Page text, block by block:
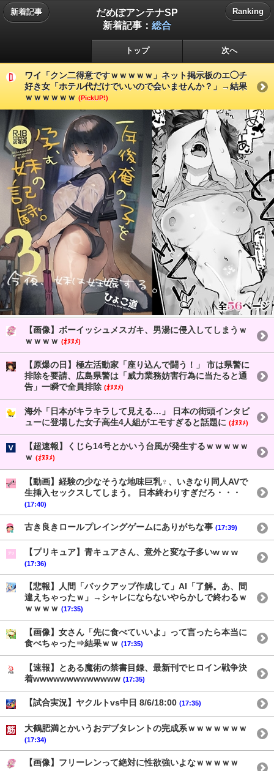
新着記事
だめぽアンテナSP
新着記事： 総合
Ranking
トップ 次へ
ワイ「クン二得意ですｗｗｗｗｗ」ネット掲示板のエ◯チ
好き女「ホテル代だけでいいので会いませんか？」→結果
ｗｗｗｗｗｗ (PickUP!)
【画像】ボーイッシュメスガキ、男湯に侵入してしまうｗ
ｗｗｗｗ (ｵﾇﾇﾒ)
【原爆の日】極左活動家「座り込んで闘う！」 市は県警に
排除を要請、広島県警は「威力業務妨害行為に当たると通
告」一瞬で全員排除 (ｵﾇﾇﾒ)
海外「日本がキラキラして見える…」 日本の街頭インタビ
ューに登場した女子高生4人組がエモすぎると話題に (ｵﾇﾇﾒ)
【超速報】くじら14号とかいう台風が発生するｗｗｗｗｗ
ｗ (ｵﾇﾇﾒ)
【動画】経験の少なそうな地味巨乳♀、いきなり同人AVで
生挿入セックスしてしまう。 日本終わりすぎだろ・・・
(17:40)
古き良きロールプレイングゲームにありがちな事 (17:39)
【プリキュア】青キュアさん、意外と変な子多いw w w
(17:36)
【悲報】人間「バックアップ作成して」AI「了解。あ、間
違えちゃったｗ」→シャレにならないやらかしで終わるｗ
ｗｗｗｗ (17:35)
【画像】女さん「先に食べていいよ」って言ったら本当に
食べちゃった⇒結果ｗｗ (17:35)
【速報】とある魔術の禁書目録、最新刊でヒロイン戦争決
着wwwwwwwwwwwww (17:35)
【試合実況】ヤクルトvs中日 8/6/18:00 (17:35)
大鶴肥満とかいうおデブタレントの完成系ｗｗｗｗｗｗｗ
(17:34)
【画像】フリーレンって絶対に性欲強いよなｗｗｗｗｗ